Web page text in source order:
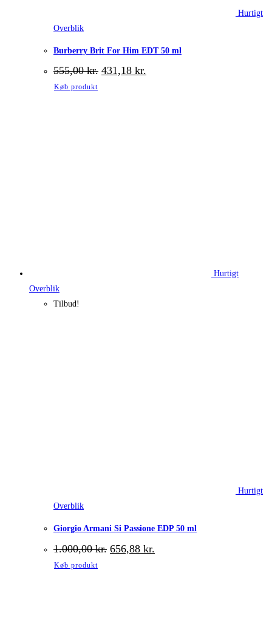
Hurtigt
Overblik
Burberry Brit For Him EDT 50 ml
555,00kr. Den
oprindelige
431,18 kr.
Køb produkt
Hurtigt
Overblik
Tilbud!
Hurtigt
Overblik
Giorgio Armani Si Passione EDP 50 ml
1.000,00kr. Den
oprindelige
656,88 kr.
aktuelle
Køb produkt